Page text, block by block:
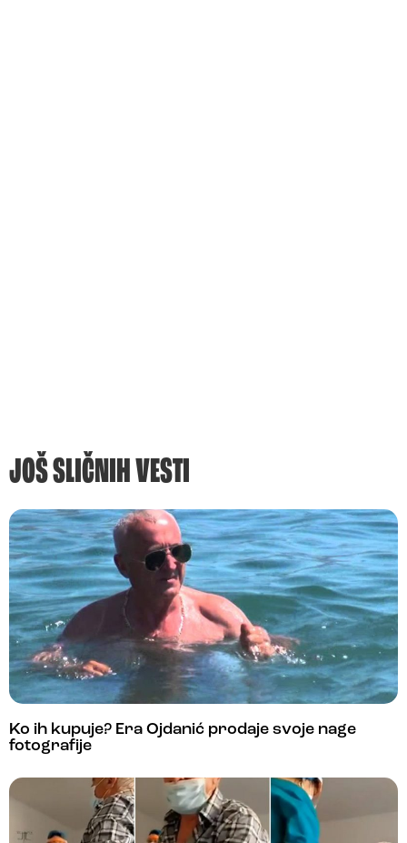
JOŠ SLIČNIH VESTI
Ko ih kupuje? Era Ojdanić prodaje svoje nage
fotografije